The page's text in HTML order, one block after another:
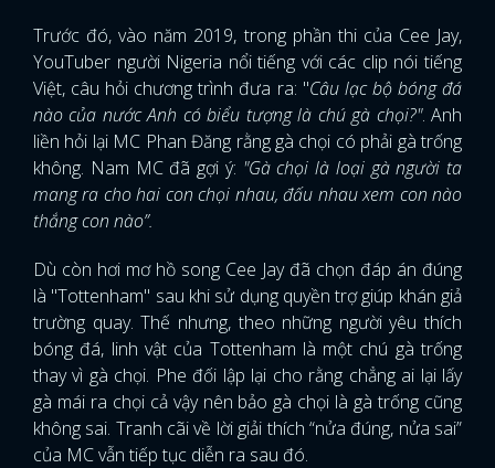
Trước đó, vào năm 2019, trong phần thi của Cee Jay,
YouTuber người Nigeria nổi tiếng với các clip nói tiếng
Việt, câu hỏi chương trình đưa ra: "Câu lạc bộ bóng đá
nào của nước Anh có biểu tượng là chú gà chọi?". Anh
liền hỏi lại MC Phan Đăng rằng gà chọi có phải gà trống
không. Nam MC đã gợi ý: "Gà chọi là loại gà người ta
mang ra cho hai con chọi nhau, đấu nhau xem con nào
thắng con nào”.
Dù còn hơi mơ hồ song Cee Jay đã chọn đáp án đúng
là "Tottenham" sau khi sử dụng quyền trợ giúp khán giả
trường quay. Thế nhưng, theo những người yêu thích
bóng đá, linh vật của Tottenham là một chú gà trống
thay vì gà chọi. Phe đối lập lại cho rằng chẳng ai lại lấy
gà mái ra chọi cả vậy nên bảo gà chọi là gà trống cũng
không sai. Tranh cãi về lời giải thích “nửa đúng, nửa sai”
của MC vẫn tiếp tục diễn ra sau đó.